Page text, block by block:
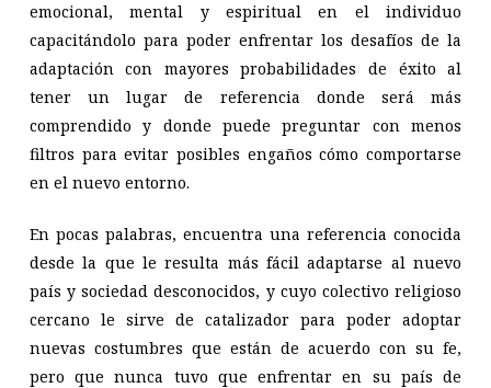
emocional, mental y espiritual en el individuo
capacitándolo para poder enfrentar los desafíos de la
adaptación con mayores probabilidades de éxito al
tener un lugar de referencia donde será más
comprendido y donde puede preguntar con menos
filtros para evitar posibles engaños cómo comportarse
en el nuevo entorno.
En pocas palabras, encuentra una referencia conocida
desde la que le resulta más fácil adaptarse al nuevo
país y sociedad desconocidos, y cuyo colectivo religioso
cercano le sirve de catalizador para poder adoptar
nuevas costumbres que están de acuerdo con su fe,
pero que nunca tuvo que enfrentar en su país de